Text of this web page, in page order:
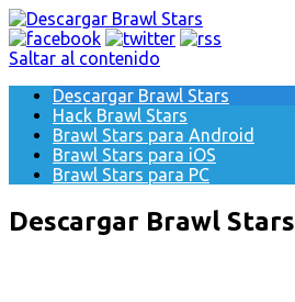
Saltar al contenido
Descargar Brawl Stars
Hack Brawl Stars
Brawl Stars para Android
Brawl Stars para iOS
Brawl Stars para PC
Descargar Brawl Stars